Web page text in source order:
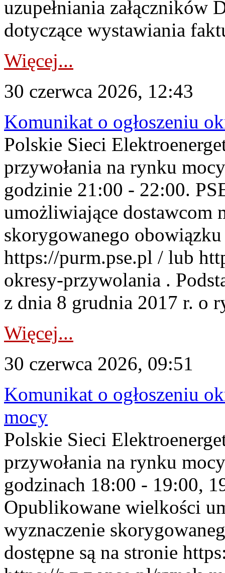
uzupełniania załączników
dotyczące wystawiania
Więcej...
30 czerwca 2026, 12:43
Komunikat o ogłoszeniu
Polskie Sieci
przywołania na rynku
godzinie 21:00 - 22:00.
umożliwiające dostawcom
skorygowanego
https://purm.pse.pl / lub
okresy-przywolania .
z dnia 8 grudnia 2017 r. o
Więcej...
30 czerwca 2026, 09:51
Komunikat o ogłoszeniu
mocy
Polskie Sieci
przywołania na rynku
godzinach 18:00 - 19:00,
Opublikowane wielkości
wyznaczenie
dostępne są na stronie